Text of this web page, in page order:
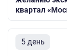
квартал
5 день